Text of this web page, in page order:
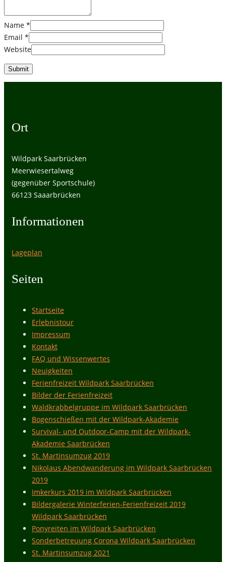
Name *
Email *
Website
Ort
Wildpark Saarbrücken
Meerwiesertalweg
(gegenüber Sportschule)
66123 Saaarbrücken
Informationen
Lageplan
Seiten
Startseite
Erlebnistour
Impressum
Kontakt
FAQ und Wissenwertes
Neuigkeiten
Ferienfreizeit Wildpark Saarbrücken
Bilder der Ferienfreizeit
Waldkrabbelgruppe im Wildpark Saarbrücken
Bogenschießen mit der Wildpark-Akademie
Survival- und Outdoor-Camp mit der Wildpark-
Akademie Saarbrücken
St. Martinsumzug 2019
Nikolaus Abendwanderung im Wildpark Saarbrücken
2019
Imkerkurs 2019 im Wildpark Saarbrücken
Bildergalerie Winterferien-Ferienfreizeit 2019
Wildpark Saarbrücken
Ponyreiten im Wildpark Saarbrücken
Sonderbetreuung Corona Wildpark Saarbrücken
St. Martinsumzug 2021